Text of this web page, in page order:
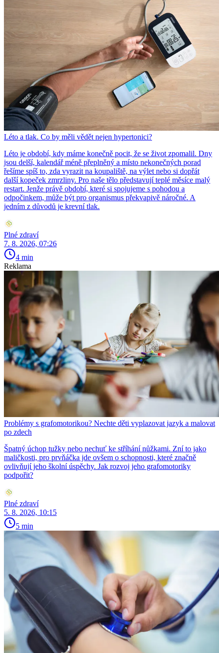
Léto a tlak. Co by měli vědět nejen hypertonici?
Léto je období, kdy máme konečně pocit, že se život zpomalil. Dny
jsou delší, kalendář méně přeplněný a místo nekonečných porad
řešíme spíš to, zda vyrazit na koupaliště, na výlet nebo si dopřát
další kopeček zmrzliny. Pro naše tělo představují teplé měsíce malý
restart. Jenže právě období, které si spojujeme s pohodou a
odpočinkem, může být pro organismus překvapivě náročné. A
jedním z důvodů je krevní tlak.
Plné zdraví
7. 8. 2026, 07:26
4 min
Reklama
Problémy s grafomotorikou? Nechte děti vyplazovat jazyk a malovat
po zdech
Špatný úchop tužky nebo nechuť ke stříhání nůžkami. Zní to jako
maličkosti, pro prvňáčka jde ovšem o schopnosti, které značně
ovlivňují jeho školní úspěchy. Jak rozvoj jeho grafomotoriky
podpořit?
Plné zdraví
5. 8. 2026, 10:15
5 min